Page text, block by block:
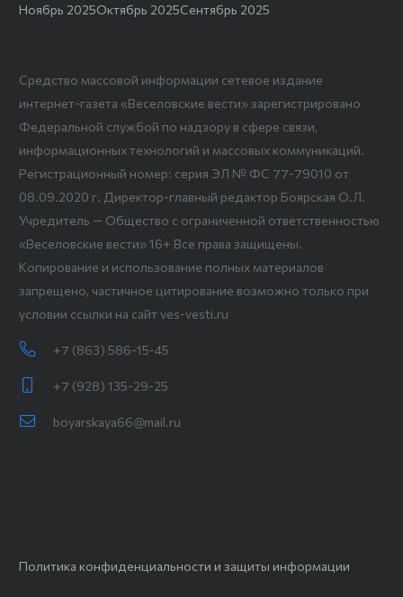
Ноябрь 2025Октябрь 2025Сентябрь 2025
Средство массовой информации сетевое издание
интернет-газета «Веселовские вести» зарегистрировано
Федеральной службой по надзору в сфере связи,
информационных технологий и массовых коммуникаций.
Регистрационный номер: серия ЭЛ № ФС 77-79010 от
08.09.2020 г. Директор-главный редактор Боярская О.Л.
Учредитель — Общество с ограниченной ответственностью
«Веселовские вести» 16+ Все права защищены.
Копирование и использование полных материалов
запрещено, частичное цитирование возможно только при
условии ссылки на сайт ves-vesti.ru
+7 (863) 586-15-45
+7 (928) 135-29-25
boyarskaya66@mail.ru
Политика конфиденциальности и защиты информации